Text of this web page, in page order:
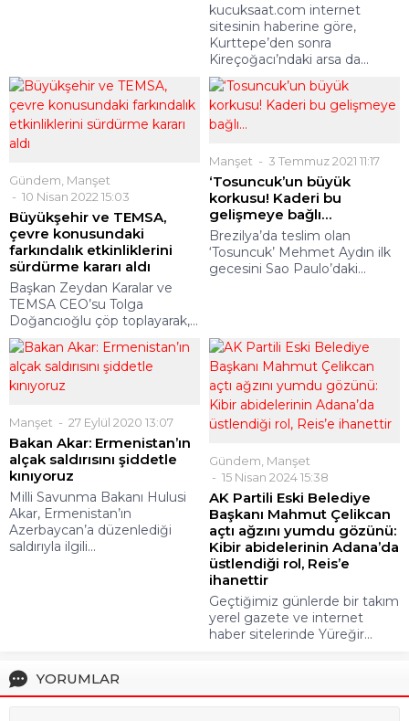
kucuksaat.com internet
sitesinin haberine göre,
Kurttepe’den sonra
Kireçoğacı’ndaki arsa da...
Gündem Manşet
10 Nisan 2022 15:03
Büyükşehir ve TEMSA,
çevre konusundaki
farkındalık etkinliklerini
sürdürme kararı aldı
Başkan Zeydan Karalar ve
TEMSA CEO’su Tolga
Doğancıoğlu çöp toplayarak,...
Manşet 3 Temmuz 2021 11:17
‘Tosuncuk’un büyük
korkusu! Kaderi bu
gelişmeye bağlı…
Brezilya’da teslim olan
‘Tosuncuk’ Mehmet Aydın ilk
gecesini Sao Paulo’daki...
Manşet 27 Eylül 2020 13:07
Bakan Akar: Ermenistan’ın
alçak saldırısını şiddetle
kınıyoruz
Milli Savunma Bakanı Hulusi
Akar, Ermenistan’ın
Azerbaycan’a düzenlediği
saldırıyla ilgili...
Gündem Manşet
15 Nisan 2024 15:38
AK Partili Eski Belediye
Başkanı Mahmut Çelikcan
açtı ağzını yumdu gözünü:
Kibir abidelerinin Adana’da
üstlendiği rol, Reis’e
ihanettir
Geçtiğimiz günlerde bir takım
yerel gazete ve internet
haber sitelerinde Yüreğir...
YORUMLAR